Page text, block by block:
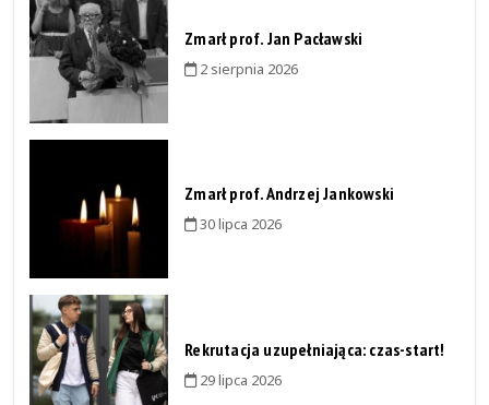
Zmarł prof. Jan Pacławski
2 sierpnia 2026
Zmarł prof. Andrzej Jankowski
30 lipca 2026
Rekrutacja uzupełniająca: czas-start!
29 lipca 2026